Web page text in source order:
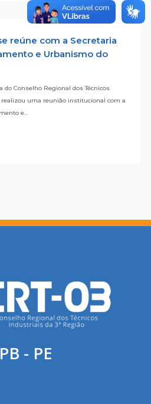
reúne com a Secretaria
e Urbanismo do
do Conselho Regional dos Técnicos
realizou uma reunião institucional com a
e…
PB - PE